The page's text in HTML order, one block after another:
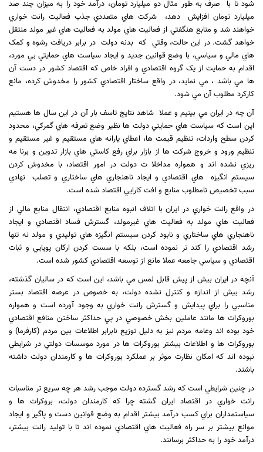
شود تا با
صرف به طور مثال دو ميليارد تومان، درآمد خود را به ميزان چند صد
ميليارد تومان افزايش
دهد،
شرکت هاي متعددي جذب فعاليت رانت خواري
خواهند شد و منابع هنگفتي از فعاليت هاي مولد به فعاليت هاي غير مولد منتقل
خواهد گشت. در اين حالت، وقتي که بدنه دولت در برابر دريافت رشوه و کمک
هاي مالي و سياسي، با وضع قوانين جديد و ايجاد سياست هاي حمايتي بي مورد،
اقدام به حمايت از يک گروه اقتصادي و افراد خاص که اقتصاد کشور در دست آن
ها مي باشد ، مي نمايد، در واقع ساختار اقتصادي کشور را مخدوش کرده، مانع
کارکرد مطلوب آن مي شود.
آن چه در ايران مي بينيم و عملا شاهد نتايج تاسف بار آن در اين سال ها هستيم
اين است که سياست هاي حمايتي دولت ها نظير وضع تعرفه هاي گمرکي، محدود
کردن سطح واردات، تنظيم قيمت ها، اعطاي يارانه هاي مستقيم و غير مستقيم و
تنظيم ورود و خروج شرکت ها از بازار براي رفع کاستي هاي بازار تدوين و برنا مه
ريزي نشده اند و همواره مداخلا ت دولت در امور اقتصاد، با مخدوش کردن
سيستم انگيزه
هاي اقتصادي و ايجاد ناهنجاري هاي ساختاري و تصلب نهادي
سبب تخصيص نامطلوب منابع و افت کارايي اقتصاد شده است.
در واقع رانت خواري در ايران با اتلاف انبوه منابع اقتصادي، انتقال منابع مالي از
فعاليت هاي مولد به فعاليت هاي غيرمولد، گسترش فساد اقتصادي و ايجاد
ناهنجاري هاي ساختاري و نابود کردن سيستم انگيزه هاي توليدي و مولد نه تنها
رشد اقتصادي را کند تر نموده است، بلکه با سست کردن ارکان پويايي و ثبات
اقتصادي و سياسي جامعه عملا مانع از توسعه اقتصادي کشور شده است.
آنچه در ايران بيش از پيش قابل لمس مي باشد، اين است که در ساليان گذشته،
رشد بيش از اندازه و کنترل نشده دولت، به خصوص در عرصه اقتصاد بستر
مناسبي را براي پيدايش و گسترش رانت خواري به وجود آورده است و همواره
بوروکرات ها مانند عاملين بخش خصوصي در پي حداکثر ساختن منافع اقتصادي
خود بوده اند وعامه مردم نيز به دليل توزيع نابرابر اطلاعات بين مردم (کارفرما) و
بوروکرات ها و اطلاعات بيشتر بوروکرات ها در مورد موسسات دولتي در شرايطي
نبوده اند که امکان نظارت موثر بر عملکرد بوروکرات ها و کارمندان دولت داشته
باشند.
در چنين شرايطي است که رشد گسترده دولت موجب رشد هر چه سريع تر مناسبات
رانت خواري در اقتصاد ايران گشته چرا که کارمندان دولت، بروکرات ها و
سياستمداران براي کسب درآمد بيشتر اقدام به وضع قوانين دست و پاگير و ايجاد
موانع بيشتر بر سر راه فعاليت هاي اقتصادي نموده اند تا با توليد رانت بيشتر،
درآمد خود را به حداکثر برسانند.